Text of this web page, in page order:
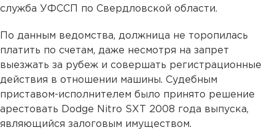
служба УФССП по Свердловской области.
По данным ведомства, должница не торопилась
платить по счетам, даже несмотря на запрет
выезжать за рубеж и совершать регистрационные
действия в отношении машины. Судебным
приставом-исполнителем было принято решение
арестовать Dodge Nitro SXT 2008 года выпуска,
являющийся залоговым имуществом.